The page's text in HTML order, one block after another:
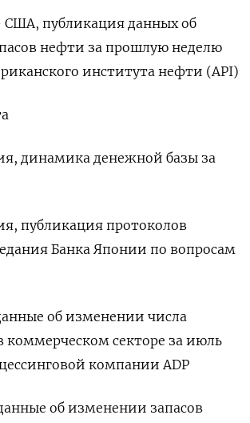
США, публикация данных об
нефти за прошлую неделю
института нефти (API)
динамика денежной базы за
публикация протоколов
Банка Японии по вопросам
об изменении числа
коммерческом секторе за июль
компании ADP
об изменении запасов